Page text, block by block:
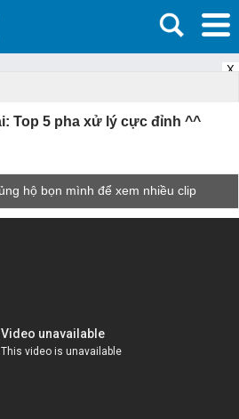
X
Top 5 pha xử lý cực đỉnh ^^
ủng hộ bọn mình để xem nhiều clip